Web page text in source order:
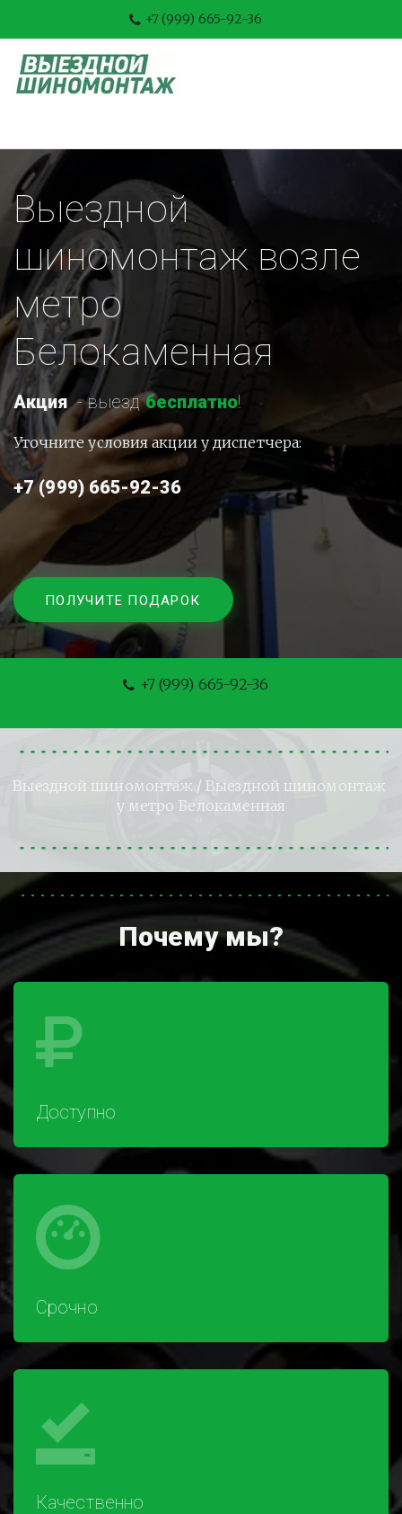
+7 (999) 665-92-36
Выездной
шиномонтаж возле
метро
Белокаменная
Акция - выезд бесплатно!
Уточните условия акции у диспетчера:
+7 (999) 665-92-36
ПОЛУЧИТЕ ПОДАРОК
+7 (999) 665-92-36
Выездной шиномонтаж / Выездной шиномонтаж
у метро Белокаменная
Почему мы?
Доступно
Срочно
Качественно